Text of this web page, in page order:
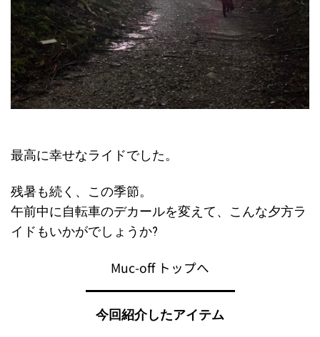
最高に幸せなライドでした。
残暑も続く、この季節。
午前中に自転車のデカールを変えて、こんな夕方ラ
イドもいかがでしょうか?
Muc-off トップへ
今回紹介したアイテム